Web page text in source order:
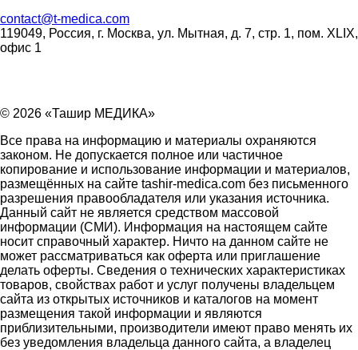
contact@t-medica.com
119049, Россия, г. Москва, ул. Мытная, д. 7, стр. 1, пом. XLIX,
офис 1
© 2026 «Ташир МЕДИКА»
Все права на информацию и материалы охраняются
законом. Не допускается полное или частичное
копирование и использование информации и материалов,
размещённых на сайте tashir-medica.com без письменного
разрешения правообладателя или указания источника.
Данный сайт не является средством массовой
информации (СМИ). Информация на настоящем сайте
носит справочный характер. Ничто на данном сайте не
может рассматриваться как оферта или приглашение
делать оферты. Сведения о технических характеристиках
товаров, свойствах работ и услуг получены владельцем
сайта из открытых источников и каталогов на момент
размещения такой информации и являются
приблизительными, производители имеют право менять их
без уведомления владельца данного сайта, а владелец